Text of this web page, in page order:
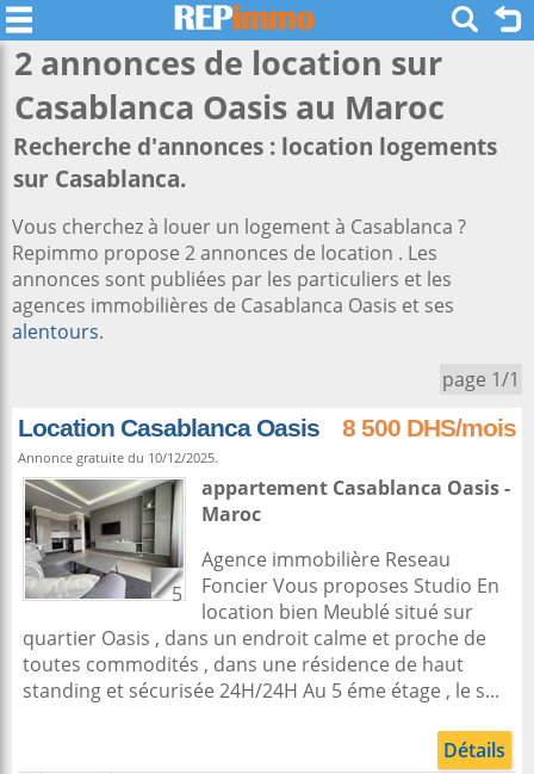
2 annonces de location sur
Casablanca Oasis au Maroc
Recherche d'annonces : location logements
sur Casablanca.
Vous cherchez à louer un logement à Casablanca ?
Repimmo propose 2 annonces de location . Les
annonces sont publiées par les particuliers et les
agences immobilières de Casablanca Oasis et ses
alentours.
page 1/1
Location Casablanca Oasis 8 500 DHS/mois
Annonce gratuite du 10/12/2025.
5
appartement Casablanca Oasis -
Maroc
Agence immobilière Reseau
Foncier Vous proposes Studio En
location bien Meublé situé sur
quartier Oasis , dans un endroit calme et proche de
toutes commodités , dans une résidence de haut
standing et sécurisée 24H/24H Au 5 éme étage , le s...
Détails